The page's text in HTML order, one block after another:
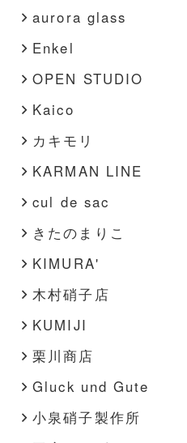
aurora glass
Enkel
OPEN STUDIO
Kaico
カキモリ
KARMAN LINE
cul de sac
きたのまりこ
KIMURA'
木村硝子店
KUMIJI
栗川商店
Gluck und Gute
小泉硝子製作所